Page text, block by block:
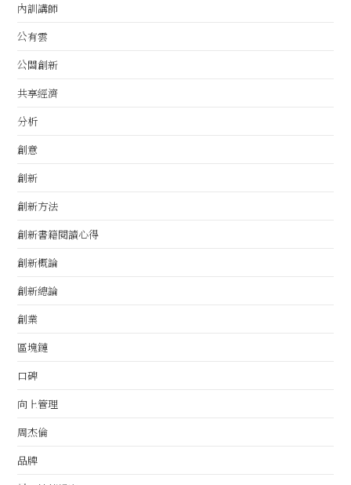
內訓講師
公有雲
公關創新
共享經濟
分析
創意
創新
創新方法
創新書籍閱讀心得
創新概論
創新總論
創業
區塊鏈
口碑
向上管理
周杰倫
品牌